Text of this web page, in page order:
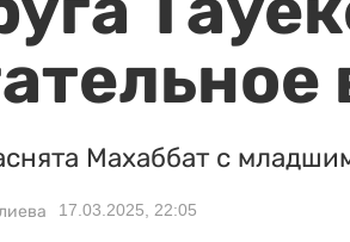
Махаббат с
17.03.2025, 22:05